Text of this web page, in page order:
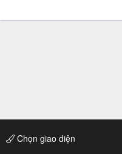
Chọn giao diện